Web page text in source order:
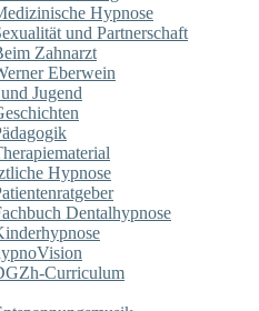
Hypnose
und Partnerschaft
Zahnarzt
Eberwein
Jugend
Hypnose
Dentalhypnose
Curriculum